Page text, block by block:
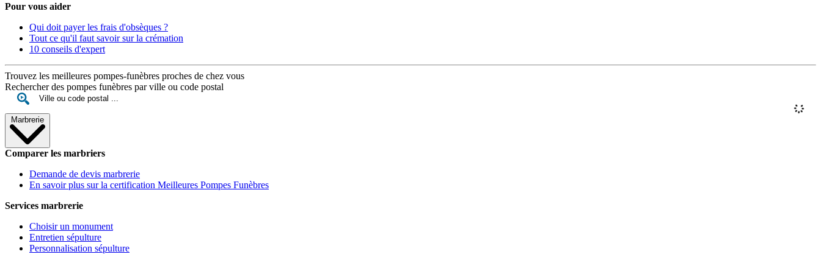
Pour vous aider
Qui doit payer les frais d'obsèques ?
Tout ce qu'il faut savoir sur la crémation
10 conseils d'expert
Trouvez les meilleures pompes-funèbres proches de chez vous
Rechercher des pompes funèbres par ville ou code postal
Marbrerie
Comparer les marbriers
Demande de devis marbrerie
En savoir plus sur la certification Meilleures Pompes Funèbres
Services marbrerie
Choisir un monument
Entretien sépulture
Personnalisation sépulture